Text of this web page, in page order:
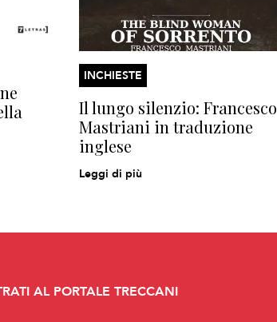
INCHIESTE
Il lungo silenzio: Francesco
Mastriani in traduzione
inglese
Leggi di più
AL PORTALE TRECCANI